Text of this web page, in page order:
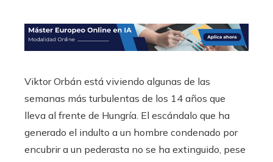
Viktor Orbán está viviendo algunas de las
semanas más turbulentas de los 14 años que
lleva al frente de Hungría. El escándalo que ha
generado el indulto a un hombre condenado por
encubrir a un pederasta no se ha extinguido, pese